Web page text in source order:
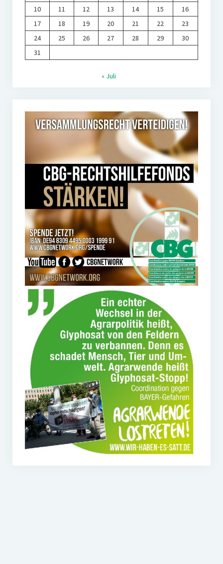
10
11 12 13 14 15
16
17
18 19 20 21 22
23
24
25 26 27 28 29
30
31
« Juli